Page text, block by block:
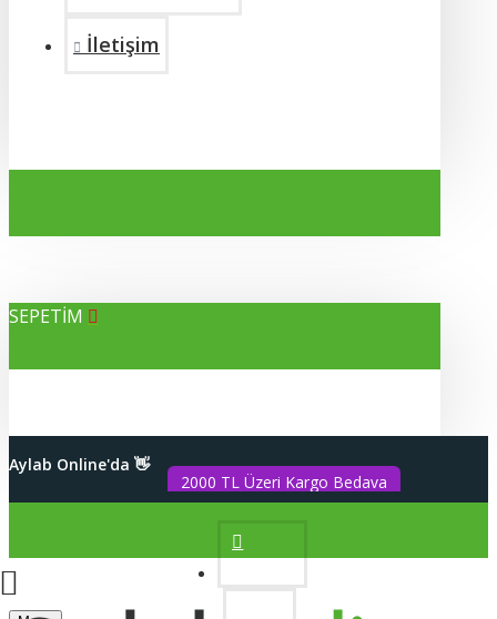
İletişim
SEPETİM
Aylab Online'da 👋
2000 TL Üzeri Kargo Bedava